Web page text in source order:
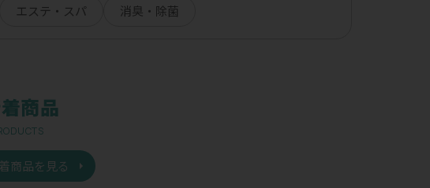
エステ・スパ 消臭・除菌
商品
商品を見る